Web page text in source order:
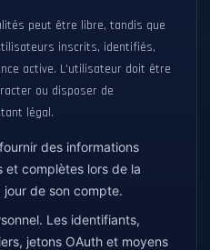
peut être libre, tandis que
inscrits, identifiés,
active. L'utilisateur doit être
ou disposer de
légal.
des informations
et complètes lors de la
de son compte.
Les identifiants,
jetons OAuth et moyens